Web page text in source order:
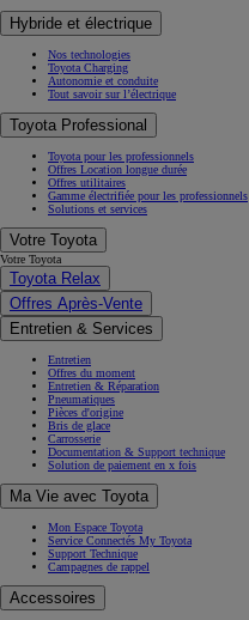
Hybride et électrique
Nos technologies
Toyota Charging
Autonomie et conduite
Tout savoir sur l’électrique
Toyota Professional
Toyota pour les professionnels
Offres Location longue durée
Offres utilitaires
Gamme électrifiée pour les professionnels
Solutions et services
Votre Toyota
Votre Toyota
Toyota Relax
Offres Après-Vente
Entretien & Services
Entretien
Offres du moment
Entretien & Réparation
Pneumatiques
Pièces d'origine
Bris de glace
Carrosserie
Documentation & Support technique
Solution de paiement en x fois
Ma Vie avec Toyota
Mon Espace Toyota
Service Connectés My Toyota
Support Technique
Campagnes de rappel
Accessoires